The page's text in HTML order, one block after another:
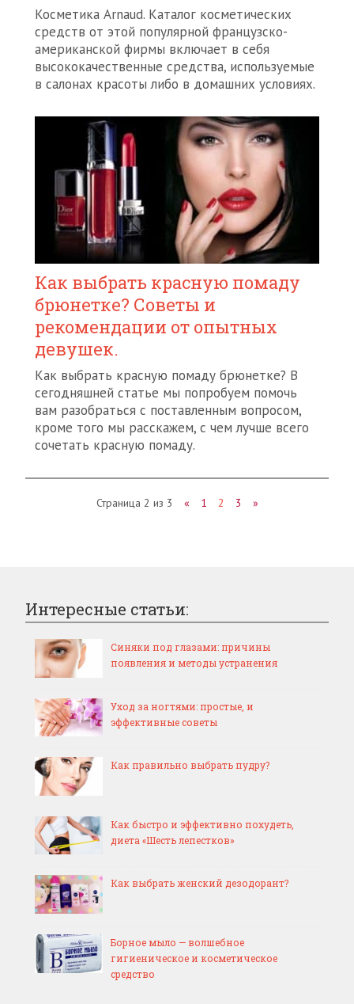
Косметика Arnaud. Каталог косметических
средств от этой популярной французско-
американской фирмы включает в себя
высококачественные средства, используемые
в салонах красоты либо в домашних условиях.
Как выбрать красную помаду
брюнетке? Советы и
рекомендации от опытных
девушек.
Как выбрать красную помаду брюнетке? В
сегодняшней статье мы попробуем помочь
вам разобраться с поставленным вопросом,
кроме того мы расскажем, с чем лучше всего
сочетать красную помаду.
Страница 2 из 3 « 1 2 3 »
Интересные статьи:
Синяки под глазами: причины
появления и методы устранения
Уход за ногтями: простые, и
эффективные советы
Как правильно выбрать пудру?
Как быстро и эффективно похудеть,
диета «Шесть лепестков»
Как выбрать женский дезодорант?
Борное мыло — волшебное
гигиеническое и косметическое
средство